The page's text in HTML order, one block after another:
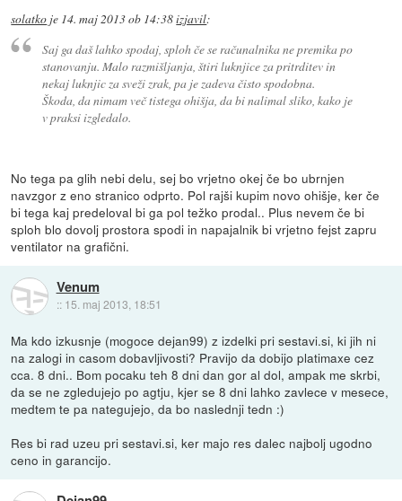
solatko je 14. maj 2013 ob 14:38izjavil:
Saj ga daš lahko spodaj, sploh če se računalnika ne premika po
stanovanju. Malo razmišljanja, štiri luknjice za pritrditev in
nekaj luknjic za sveži zrak, pa je zadeva čisto spodobna.
Škoda, da nimam več tistega ohišja, da bi nalimal sliko, kako je
v praksi izgledalo.
No tega pa glih nebi delu, sej bo vrjetno okej če bo ubrnjen
navzgor z eno stranico odprto. Pol rajši kupim novo ohišje, ker če
bi tega kaj predeloval bi ga pol težko prodal.. Plus nevem če bi
sploh blo dovolj prostora spodi in napajalnik bi vrjetno fejst zapru
ventilator na grafični.
Venum
:: 15. maj 2013, 18:51
Ma kdo izkusnje (mogoce dejan99) z izdelki pri sestavi.si, ki jih ni
na zalogi in casom dobavljivosti? Pravijo da dobijo platimaxe cez
cca. 8 dni.. Bom pocaku teh 8 dni dan gor al dol, ampak me skrbi,
da se ne zgledujejo po agtju, kjer se 8 dni lahko zavlece v mesece,
medtem te pa nategujejo, da bo naslednji tedn :)
Res bi rad uzeu pri sestavi.si, ker majo res dalec najbolj ugodno
ceno in garancijo.